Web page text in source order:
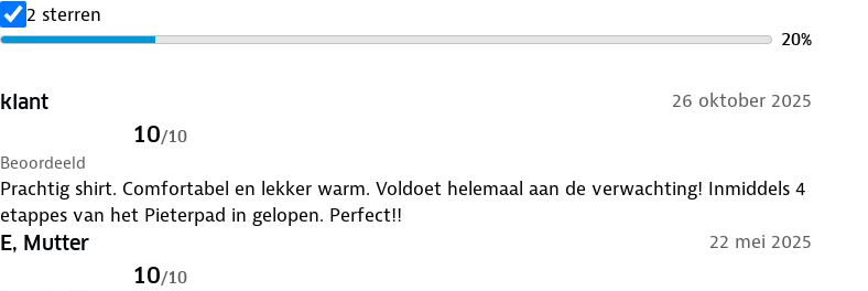
2 sterren
20%
klant 26 oktober 2025
10/10
Beoordeeld
Prachtig shirt. Comfortabel en lekker warm. Voldoet helemaal aan de verwachting! Inmiddels 4
etappes van het Pieterpad in gelopen. Perfect!!
E, Mutter 22 mei 2025
10/10